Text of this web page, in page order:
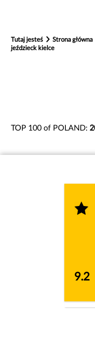
Tutaj jesteś Strona główna
jeździeck kielce
TOP 100 of POLAND:
9.2